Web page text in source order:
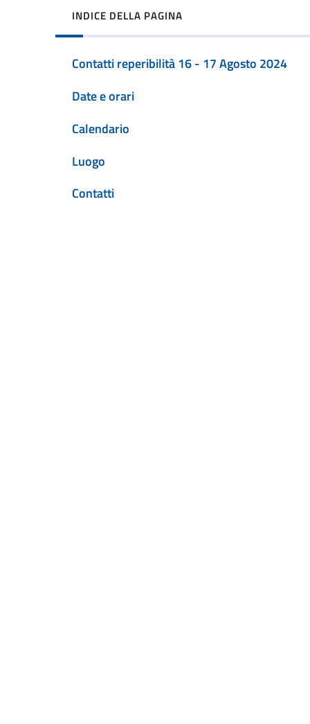
INDICE DELLA PAGINA
Contatti reperibilità 16 - 17 Agosto 2024
Date e orari
Calendario
Luogo
Contatti